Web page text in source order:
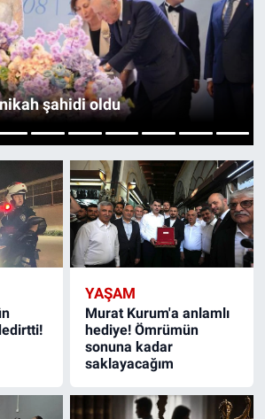
şahidi oldu
YAŞAM
Murat Kurum'a anlamlı
hediye! Ömrümün
sonuna kadar
saklayacağım